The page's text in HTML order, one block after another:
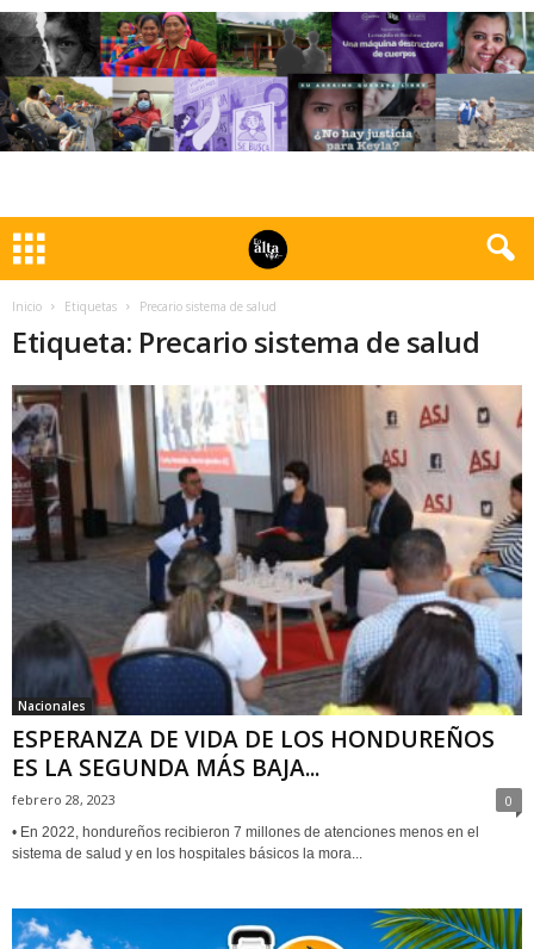
Inicio Etiquetas Precario sistema de salud
Etiqueta: Precario sistema de salud
Nacionales
ESPERANZA DE VIDA DE LOS HONDUREÑOS
ES LA SEGUNDA MÁS BAJA...
febrero 28, 2023 0
• En 2022, hondureños recibieron 7 millones de atenciones menos en el
sistema de salud y en los hospitales básicos la mora...